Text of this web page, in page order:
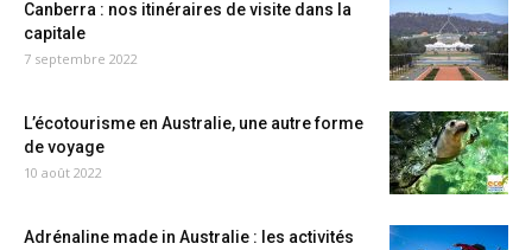
Canberra : nos itinéraires de visite dans la
capitale
7 septembre 2022
L’écotourisme en Australie, une autre forme
de voyage
10 août 2022
Adrénaline made in Australie : les activités